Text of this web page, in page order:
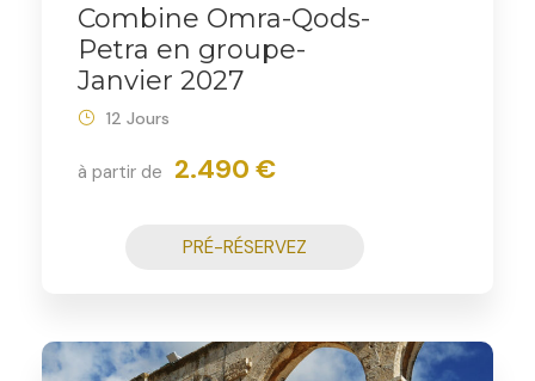
Combine Omra-Qods-
Petra en groupe-
Janvier 2027
à partir de 2.490 €
12 Jours
PRÉ-RÉSERVEZ